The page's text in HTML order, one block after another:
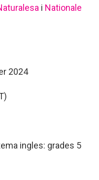
i Nationale
2024
ingles: grades 5